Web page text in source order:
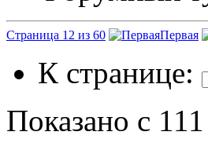
Страница 12 из 60 Первая
К странице:
Показано с